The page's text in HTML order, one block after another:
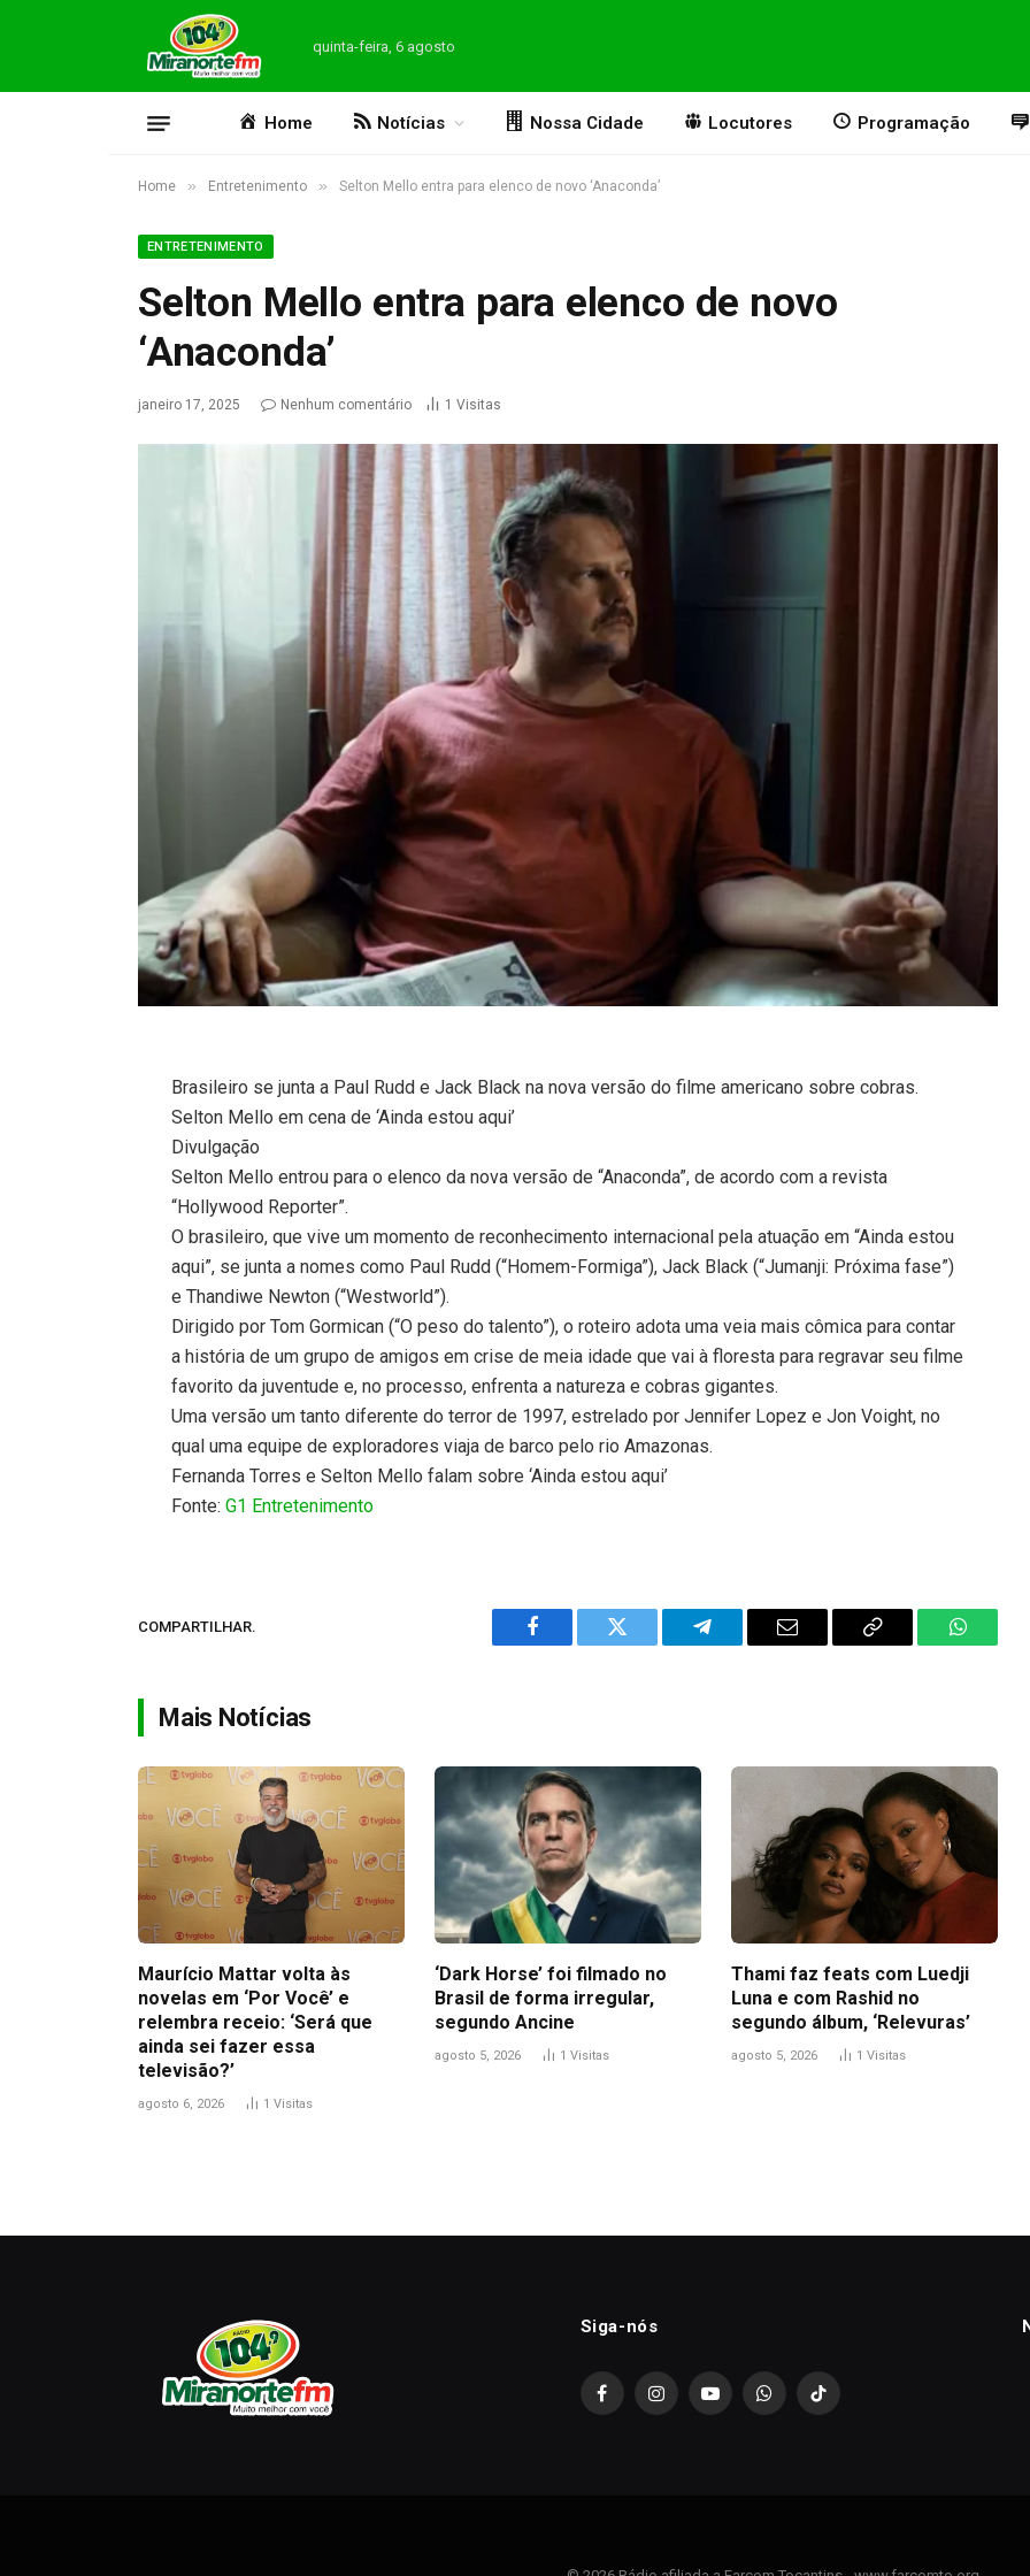
quinta-feira, 6 agosto
Home Notícias Nossa Cidade Locutores Programação
Home » Entretenimento » Selton Mello entra para elenco de novo ‘Anaconda’
ENTRETENIMENTO
Selton Mello entra para elenco de novo
‘Anaconda’
janeiro 17, 2025 Nenhum comentário 1 Visitas
Brasileiro se junta a Paul Rudd e Jack Black na nova versão do filme americano sobre cobras.
Selton Mello em cena de ‘Ainda estou aqui’
Divulgação
Selton Mello entrou para o elenco da nova versão de “Anaconda”, de acordo com a revista
“Hollywood Reporter”.
O brasileiro, que vive um momento de reconhecimento internacional pela atuação em “Ainda estou
aqui”, se junta a nomes como Paul Rudd (“Homem-Formiga”), Jack Black (“Jumanji: Próxima fase”)
e Thandiwe Newton (“Westworld”).
Dirigido por Tom Gormican (“O peso do talento”), o roteiro adota uma veia mais cômica para contar
a história de um grupo de amigos em crise de meia idade que vai à floresta para regravar seu filme
favorito da juventude e, no processo, enfrenta a natureza e cobras gigantes.
Uma versão um tanto diferente do terror de 1997, estrelado por Jennifer Lopez e Jon Voight, no
qual uma equipe de exploradores viaja de barco pelo rio Amazonas.
Fernanda Torres e Selton Mello falam sobre ‘Ainda estou aqui’
Fonte:G1 Entretenimento
COMPARTILHAR.
Facebook Twitter Telegram Email
Copy
Mais Notícias
Maurício Mattar volta às
novelas em ‘Por Você’ e
relembra receio: ‘Será que
ainda sei fazer essa
televisão?’
agosto 6, 2026 1 Visitas
‘Dark Horse’ foi filmado no
Brasil de forma irregular,
segundo Ancine
agosto 5, 2026 1 Visitas
Thami faz feats com Luedji
Luna e com Rashid no
segundo álbum, ‘Relevuras’
agosto 5, 2026 1 Visitas
Siga-nós
FacebookInstagramYouTubeWhatsAppTikTok